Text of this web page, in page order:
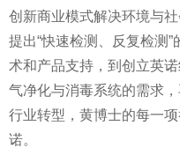
创新商业模式解决环境与
提出“快速检测、反复检测
术和产品支持，到创立英
气净化与消毒系统的需求
行业转型，黄博士的每一
诺。